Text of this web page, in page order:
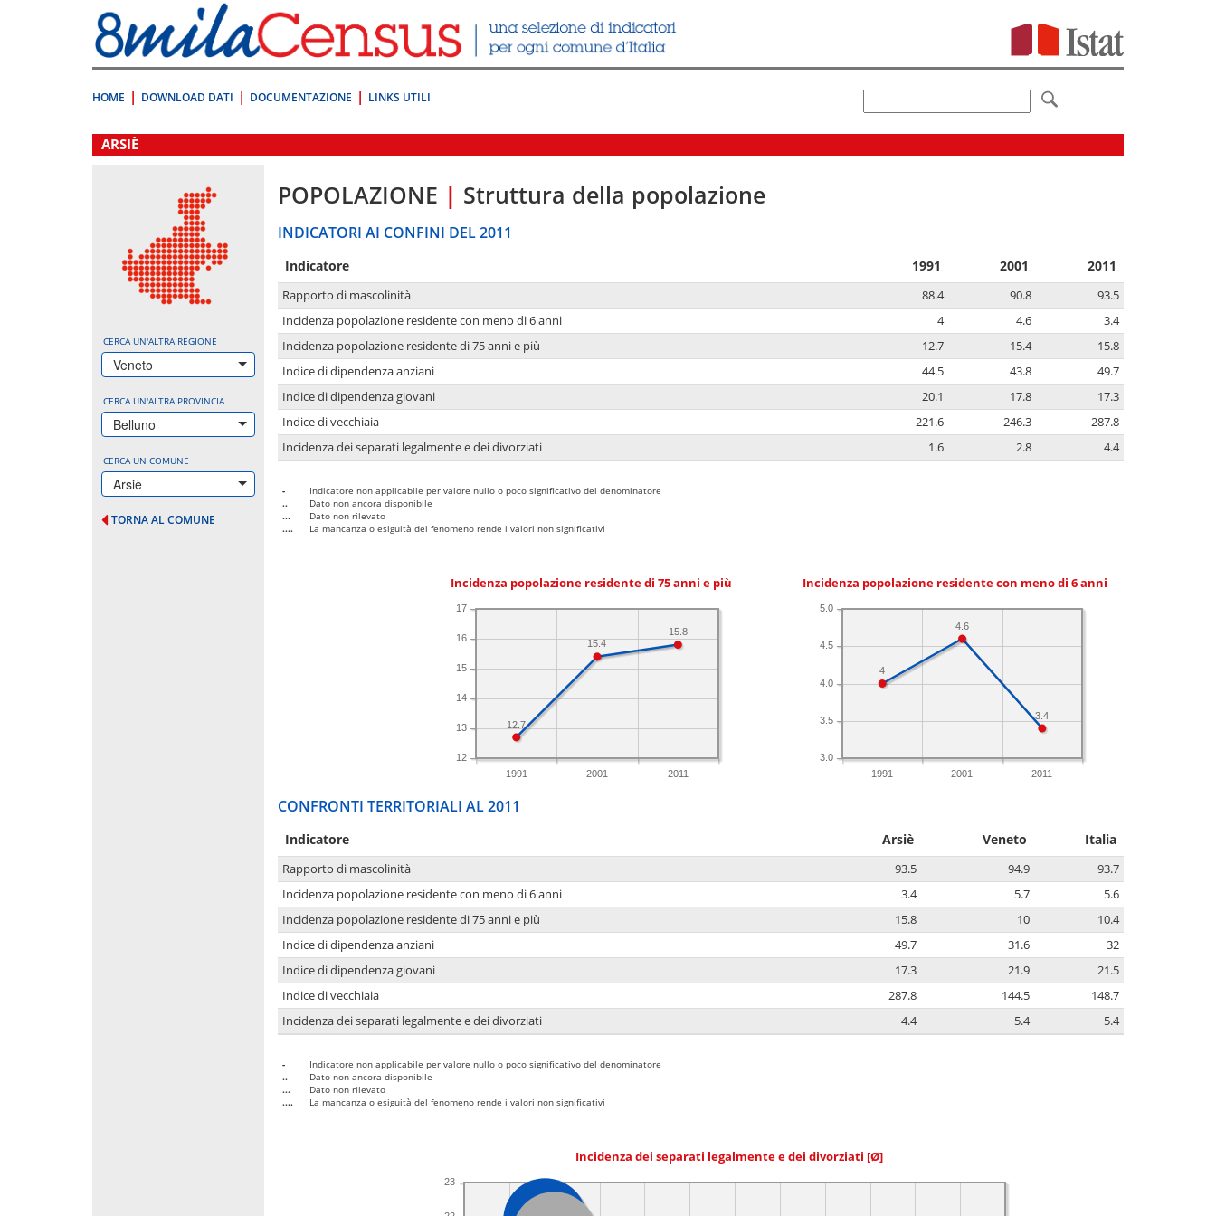
direttamente
a:
Contenuto
HOME DOWNLOAD DATI DOCUMENTAZIONE LINKS UTILI
.
ARSIÈ
CERCA UN'ALTRA REGIONE
Veneto
CERCA UN'ALTRA PROVINCIA
Belluno
CERCA UN COMUNE
Arsiè
TORNA AL COMUNE
POPOLAZIONE | Struttura della popolazione
INDICATORI AI CONFINI DEL 2011
Indicatore 1991 2001 2011
Rapporto di mascolinità 88.4 90.8
93.5
Incidenza popolazione residente con meno di 6 anni
4 4.6
3.4
Incidenza popolazione residente di 75 anni e più
12.7 15.4
15.8
Indice di dipendenza anziani
44.5 43.8
49.7
Indice di dipendenza giovani
20.1 17.8
17.3
Indice di vecchiaia
221.6 246.3
287.8
Incidenza dei separati legalmente e dei divorziati
1.6 2.8 4.4
-
Indicatore non applicabile per valore nullo o poco significativo del denominatore
..
Dato non ancora disponibile
...
Dato non rilevato
....
La mancanza o esiguità del fenomeno rende i valori non significativi
Incidenza popolazione residente di 75 anni e più
1991 2001 2011
12
13
14
15
16
17
15.8
15.4
12.7
Incidenza popolazione residente con meno di 6 anni
1991 2001 2011
3.0
3.5
4.0
4.5
5.0
3.4
4.6
4
CONFRONTI TERRITORIALI AL 2011
Indicatore Arsiè Veneto Italia
Rapporto di mascolinità 93.5 94.9
93.7
Incidenza popolazione residente con meno di 6 anni
3.4 5.7
5.6
Incidenza popolazione residente di 75 anni e più
15.8 10
10.4
Indice di dipendenza anziani
49.7 31.6
32
Indice di dipendenza giovani
17.3 21.9
21.5
Indice di vecchiaia
287.8 144.5
148.7
Incidenza dei separati legalmente e dei divorziati
4.4 5.4 5.4
-
Indicatore non applicabile per valore nullo o poco significativo del denominatore
..
Dato non ancora disponibile
...
Dato non rilevato
....
La mancanza o esiguità del fenomeno rende i valori non significativi
Incidenza dei separati legalmente e dei divorziati [Ø]
23